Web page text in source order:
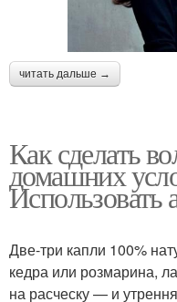
читать дальше →
Как сделать
домашних
Использовать
Две-три капли 100%
кедра или розмарина,
на расческу — и